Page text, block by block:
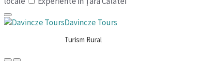
Davincze Tours
Turism Rural